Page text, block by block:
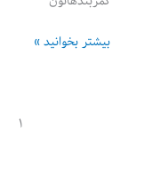
لینک‌های
بیشتر بخوانید »
۱